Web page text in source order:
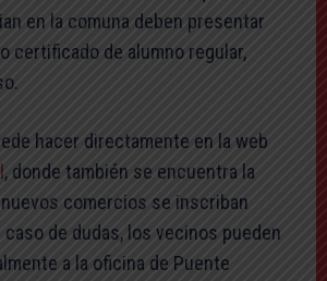
en la comuna deben presentar
certificado de alumno regular,
hacer directamente en la web
, donde también se encuentra la
comercios se inscriban
de dudas, los vecinos pueden
a la oficina de Puente